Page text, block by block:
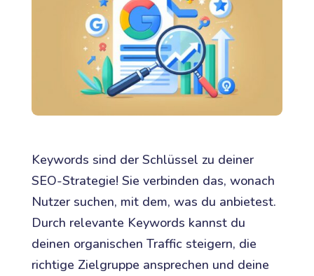
Keywords sind der Schlüssel zu deiner
SEO-Strategie! Sie verbinden das, wonach
Nutzer suchen, mit dem, was du anbietest.
Durch relevante Keywords kannst du
deinen organischen Traffic steigern, die
richtige Zielgruppe ansprechen und deine